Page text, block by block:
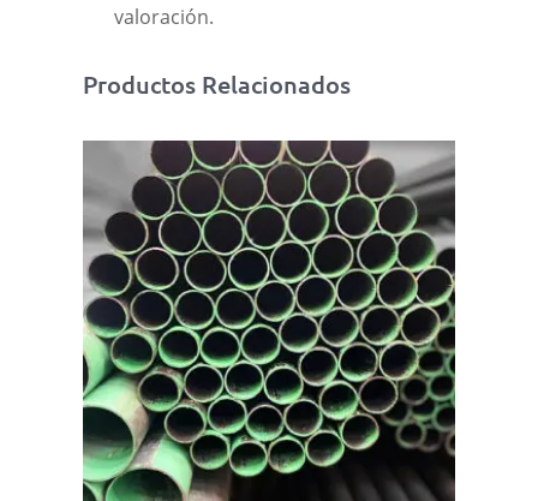
valoración.
Productos Relacionados